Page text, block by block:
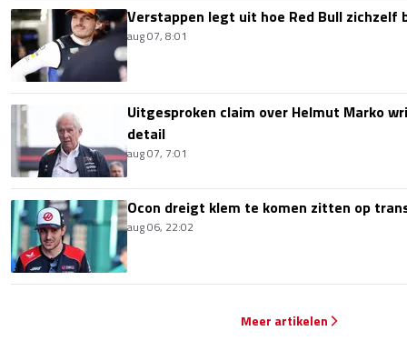
Verstappen legt uit hoe Red Bull zichzelf
aug 07, 8:01
Uitgesproken claim over Helmut Marko
detail
aug 07, 7:01
Ocon dreigt klem te komen zitten op
aug 06, 22:02
Meer artikelen